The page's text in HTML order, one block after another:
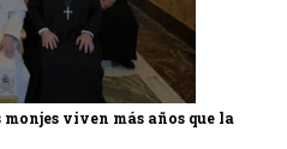
viven más años que la